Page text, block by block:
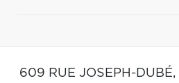
609 RUE JOSEPH-DUBÉ,